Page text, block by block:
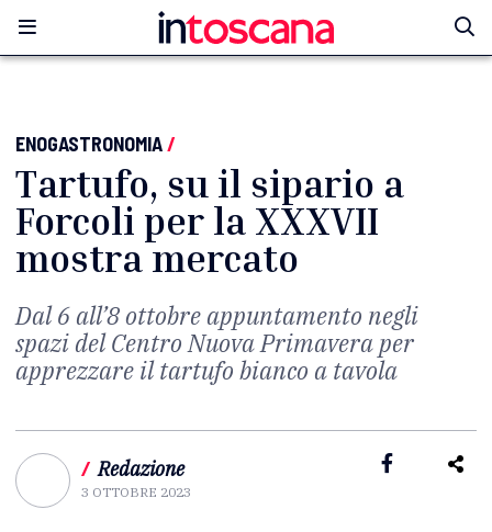
ENOGASTRONOMIA/
Tartufo, su il sipario a
Forcoli per la XXXVII
mostra mercato
Dal 6 all’8 ottobre appuntamento negli
spazi del Centro Nuova Primavera per
apprezzare il tartufo bianco a tavola
/ Redazione
3 OTTOBRE 2023